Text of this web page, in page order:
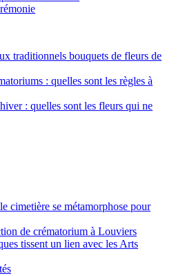
traditionnels bouquets de fleurs de
: quelles sont les règles à
: quelles sont les fleurs qui ne
cimetière se métamorphose pour
de crématorium à Louviers
tissent un lien avec les Arts